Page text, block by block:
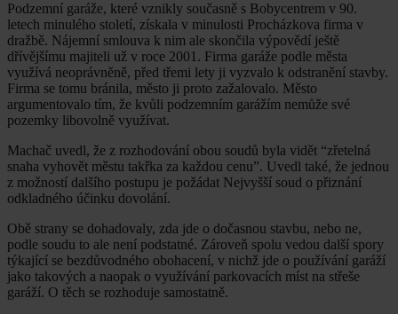
Podzemní garáže, které vznikly současně s Bobycentrem v 90.
letech minulého století, získala v minulosti Procházkova firma v
dražbě. Nájemní smlouva k nim ale skončila výpovědí ještě
dřívějšímu majiteli už v roce 2001. Firma garáže podle města
využívá neoprávněně, před třemi lety ji vyzvalo k odstranění stavby.
Firma se tomu bránila, město ji proto zažalovalo. Město
argumentovalo tím, že kvůli podzemním garážím nemůže své
pozemky libovolně využívat.
Machač uvedl, že z rozhodování obou soudů byla vidět “zřetelná
snaha vyhovět městu takřka za každou cenu”. Uvedl také, že jednou
z možností dalšího postupu je požádat Nejvyšší soud o přiznání
odkladného účinku dovolání.
Obě strany se dohadovaly, zda jde o dočasnou stavbu, nebo ne,
podle soudu to ale není podstatné. Zároveň spolu vedou další spory
týkající se bezdůvodného obohacení, v nichž jde o používání garáží
jako takových a naopak o využívání parkovacích míst na střeše
garáží. O těch se rozhoduje samostatně.